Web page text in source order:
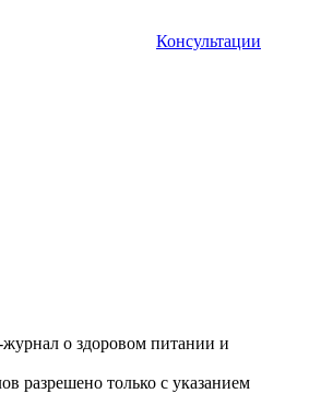
Консультации
о здоровом питании и
разрешено только с указанием